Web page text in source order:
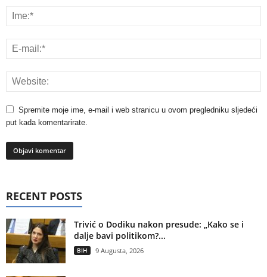
Spremite moje ime, e-mail i web stranicu u ovom pregledniku sljedeći
put kada komentarirate.
RECENT POSTS
Trivić o Dodiku nakon presude: „Kako se i
dalje bavi politikom?...
BIH 9 Augusta, 2026